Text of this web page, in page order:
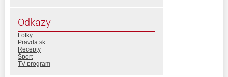
Odkazy
Fotky
Pravda.sk
Recepty
Šport
TV program